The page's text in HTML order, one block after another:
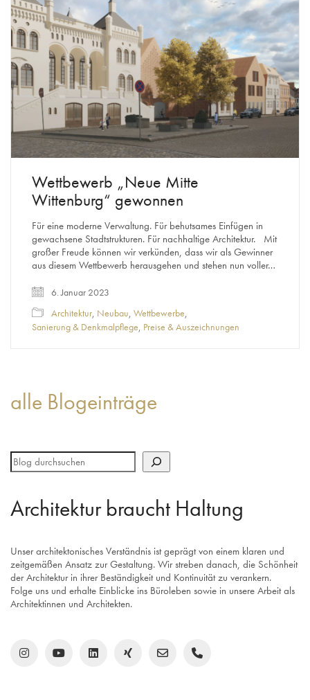
Wettbewerb „Neue Mitte
Wittenburg“ gewonnen
Für eine moderne Verwaltung. Für behutsames Einfügen in
gewachsene Stadtstrukturen. Für nachhaltige Architektur. Mit
großer Freude können wir verkünden, dass wir als Gewinner
aus diesem Wettbewerb herausgehen und stehen nun voller…
6. Januar 2023
Architektur, Neubau, Wettbewerbe,
Sanierung & Denkmalpflege, Preise & Auszeichnungen
alle Blogeinträge
Architektur braucht Haltung
Unser architektonisches Verständnis ist geprägt von einem klaren und
zeitgemäßen Ansatz zur Gestaltung. Wir streben danach, die Schönheit
der Architektur in ihrer Beständigkeit und Kontinuität zu verankern.
Folge uns und erhalte Einblicke ins Büroleben sowie in unsere Arbeit als
Architektinnen und Architekten.